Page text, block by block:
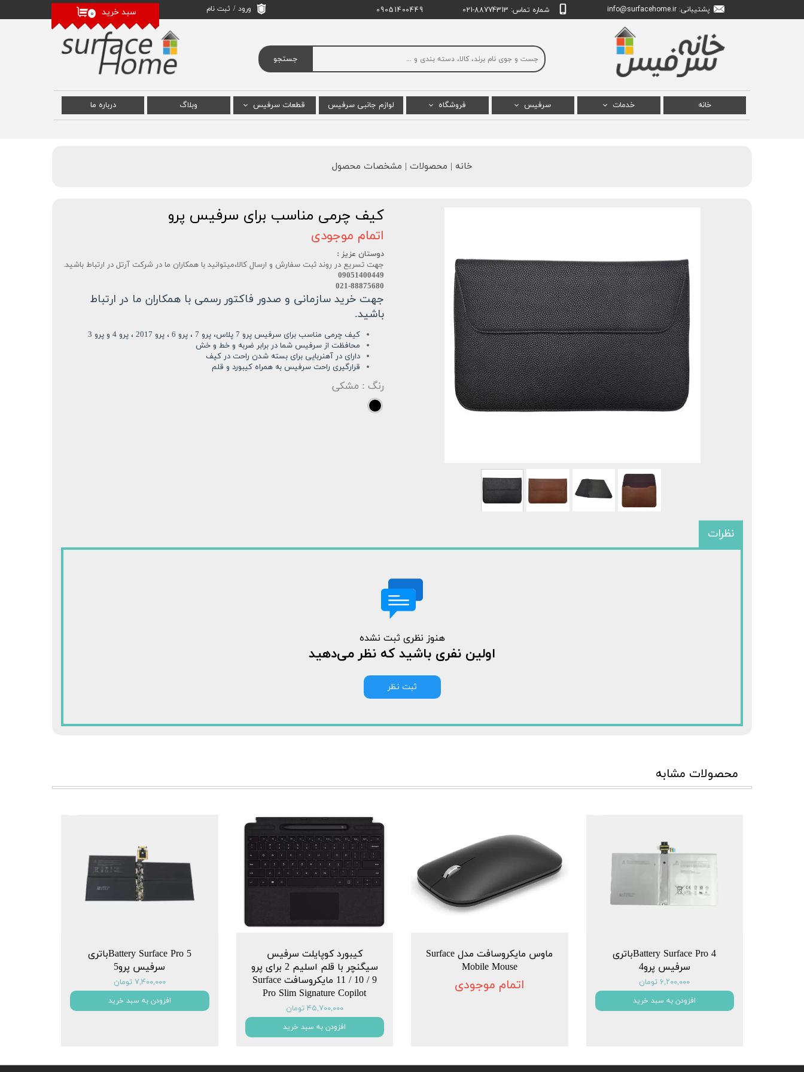
جستجو
پشتیبانی: info @surfacehome.ir شماره تماس: 88774313-021 ۰ سبد خرید ورود / ثبت نام
خروج از حساب
کاربری
خانه خدمات سرفیس
سرفیس استودیو
سرفیس دئو
فروشگاه لوازم جانبی سرفیس قطعات سرفیس وبلاگ درباره‌ ما
خانه | محصولات | مشخصات محصول
کیف چرمی مناسب برای سرفیس پرو
اتمام موجودی
دوستان عزیز :
جهت تسریع در روند ثبت سفارش و ارسال کالا،میتوانید با همکاران ما در شرکت آرتل در ارتباط باشید.
09051400449
021-88875680
جهت خرید سازمانی و صدور فاکتور رسمی با همکاران ما در ارتباط
باشید.
کیف چرمی مناسب برای سرفیس پرو 7 پلاس، پرو 7 ، پرو 6 ، پرو 2017 ، پرو 4 و پرو 3
محافظت از سرفیس شما در برابر ضربه و خط و خش
دارای در آهنربایی برای بسته شدن راحت در کیف
قرارگیری راحت سرفیس به همراه کیبورد و قلم
رنگ : مشکی
نظرات
هنوز نظری ثبت نشده
اولین نفری باشید که نظر می‌دهید
ثبت نظر
محصولات مشابه
Battery Surface Pro 4باتری
سرفیس پرو4
۶,۲۰۰,۰۰۰ تومان
افزودن به سبد خرید
ماوس مایکروسافت مدل Surface
Mobile Mouse
اتمام موجودی
کیبورد کوپایلت سرفیس
سیگنچر با قلم اسلیم 2 برای پرو
9 / 10 / 11 مایکروسافت Surface
Pro Slim Signature Copilot
۴۵,۷۰۰,۰۰۰ تومان
افزودن به سبد خرید
Battery Surface Pro 5باتری
سرفیس پرو5
۷,۴۰۰,۰۰۰ تومان
افزودن به سبد خرید